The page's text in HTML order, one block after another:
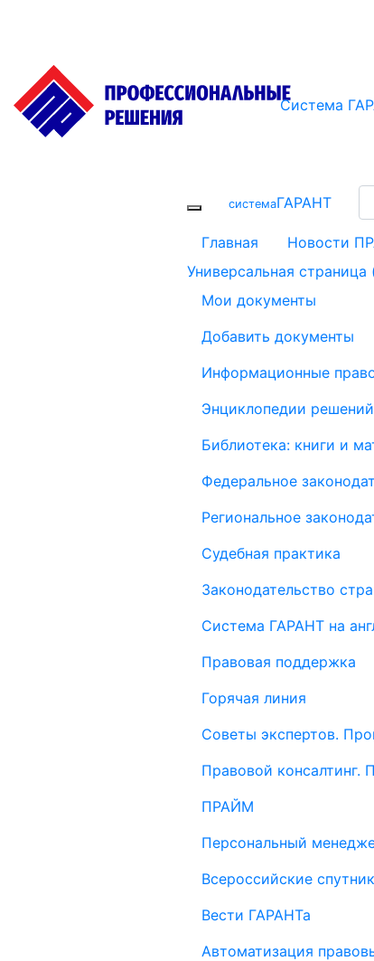
Система
cистемаГАРАНТ
Главная
Новости
Универсальная
Мои документы
Добавить документы
Информационные
Энциклопедии решений
Библиотека: книги и
Федеральное
Региональное
Судебная практика
Законодательство
Система ГАРАНТ на
Правовая поддержка
Горячая линия
Советы экспертов.
Правовой консалтинг.
ПРАЙМ
Персональный
Всероссийские
Вести ГАРАНТа
Автоматизация